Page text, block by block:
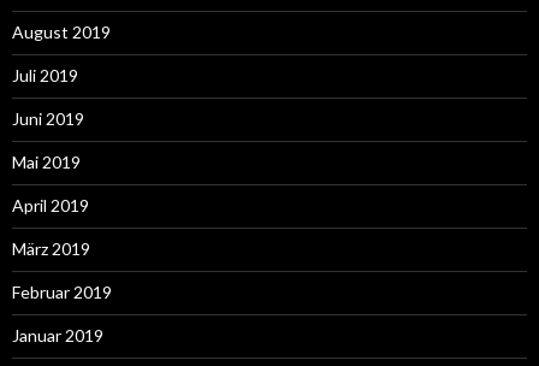
August 2019
Juli 2019
Juni 2019
Mai 2019
April 2019
März 2019
Februar 2019
Januar 2019